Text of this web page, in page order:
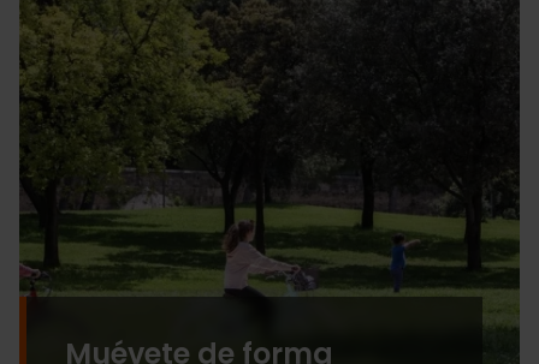
Muévete de forma